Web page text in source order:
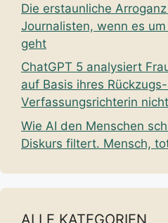
Die erstaunliche
Journalisten, wenn es
geht
ChatGPT 5 analysiert
auf Basis ihres
Verfassungsrichterin
Wie AI den Menschen
Diskurs filtert. Mensch,
ALLE KATEGORIEN